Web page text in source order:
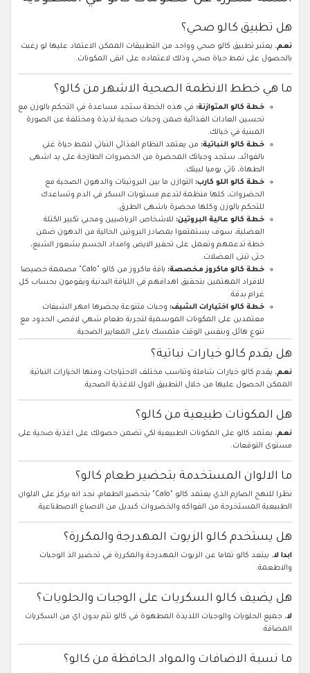
هل تطبيق كالو صحي؟
نعم، يعتبر تطبيق كالو صحي وواحد من التطبيقات الممكن الاعتماد عليها لو رغبت
بالحصول على نمط حياة صحي وذلك لاعتماده على انقى المكونات.
ما هي خطط الانظمة الصحية الاشهر من كالو؟
خطة كالو المتوازنة: في هذه الخطة ستجد مساعدة في التحكم بالوزن مع
تحسين العادات الغذائية ضمن وجبات صحية لذيذة ومختلفة عن الصورة
المبنية في خيالك.
خطة كالو النباتية: من يعتمد النظام الغذائي النباتي لنمط حياة غني
بالفوائد، ستجد وجباتك المحضرة من الخضروات الطازجة على يد اشهى
الطهاة، تاتي يوميا لبيتك.
خطة كالو اللو كارب: التوازن ما بين البروتينات والدهون الصحية مع
الحضروات، كلها منظمة لتدعم مستويات السكر في الدم وتساعدك
للتحكم بالوزن وكلها محضرة باشهى الطرق.
خطة كالو عالية البروتين: للاشخاص الرياضيين ومحبي تكبير الكتلة
العضلية، سوف يستمتعوا بمصادر البروتين الخالية من الدهون ضمن
خطة تدعمهم وتعمل على تحفير الايض وامداد الجسم بشعور الشبع،
حتى تبنى العضلات.
خطة كالو ماكروز مخصصة:
باقة ماكروز من كالو "Calo" مصممة خصيصا
للافراد المهتمين بتحقيق اهدافهم في اللياقة البدنية ويقومون بحساب كل
غرام بدقة.
خطة كالو اختيارات الشيف: وجبات متنوعة يحضرها امهر الشيفات
معتمدين على المكونات الموسمية لتجربة طعام شهي لاقصى الحدود مع
تنوع هائل وبنفس الوقت متمسك باعلى المعايير الصحية.
هل يقدم كالو خيارات نباتية؟
نعم، يقدم كالو خيارات شاملة وتناسب مختلف الاحتياجات ومنها الخيارات النباتية
الممكن الحصول عليها من خلال التطبيق الاول للاغذية الصحية.
هل المكونات طبيعية من كالو؟
نعم، يعتمد كالو على المكونات الطبيعية لكي تضمن حصولك على اغذية صحية على
مستوى التوقعات.
ما الالوان المستخدمة بتحضير طعام كالو؟
نظرا للنهج الصارم الذي يعتمد كالو "Calo" بتحضير الطعام، نجد انه يركز على الالوان
الطبيعية المستخرجة من الفواكه والخضروات كبديل من الاصباغ الاصطناعية.
هل يستخدم كالو الزيوت المهدرجة والمكررة؟
ابدا لا، يبتعد كالو تماما عن الزيوت المهدرجة والمكررة في تحضير الذ الوجبات
والاطعمة.
هل يضيف كالو السكريات على الوجبات والحلويات؟
لا، جميع الحلويات والوجبات اللذيذة المطهوة في كالو تتم بدون اي من السكريات
المضافة.
ما نسبة الاضافات والمواد الحافظة من كالو؟